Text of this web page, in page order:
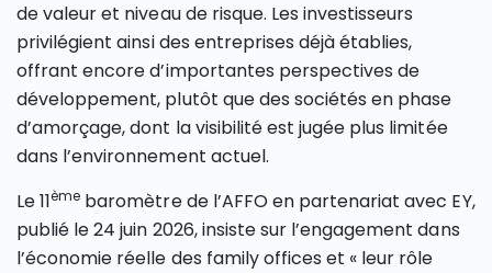
de valeur et niveau de risque. Les investisseurs
privilégient ainsi des entreprises déjà établies,
offrant encore d’importantes perspectives de
développement, plutôt que des sociétés en phase
d’amorçage, dont la visibilité est jugée plus limitée
dans l’environnement actuel.
Le 11ème baromètre de l’AFFO en partenariat avec EY,
publié le 24 juin 2026, insiste sur l’engagement dans
l’économie réelle des family offices et « leur rôle